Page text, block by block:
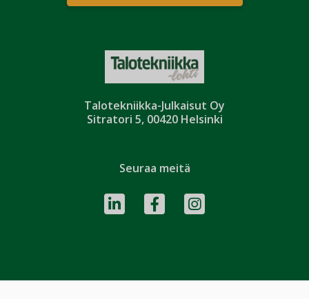
Talotekniikka-Julkaisut Oy
Sitratori 5, 00420 Helsinki
Seuraa meitä